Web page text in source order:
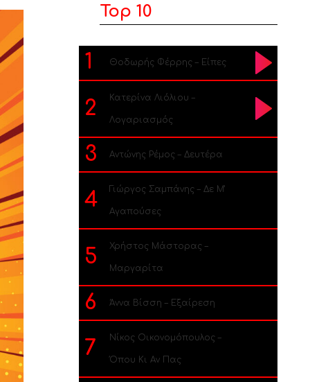
Top 10
1 Θοδωρής Φέρρης – Είπες
2 Κατερίνα Λιόλιου –
Λογαριασμός
3 Αντώνης Ρέμος – Δευτέρα
4 Γιώργος Σαμπάνης – Δε Μ’
Αγαπούσες
5 Χρήστος Μάστορας –
Μαργαρίτα
6 Άννα Βίσση – Εξαίρεση
7 Νίκος Οικονομόπουλος –
Όπου Κι Αν Πας